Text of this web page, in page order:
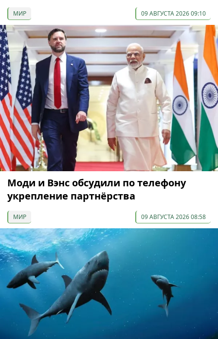
МИР 09 АВГУСТА 2026 09:10
Моди и Вэнс обсудили по телефону
укрепление партнёрства
МИР 09 АВГУСТА 2026 08:58